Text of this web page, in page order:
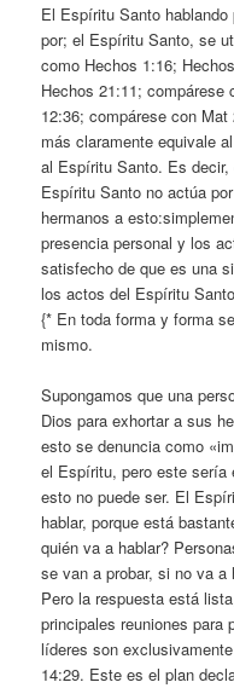
El Espíritu Santo
por; el Espíritu Santo, se
como Hechos 1:16;
Hechos 21:11; compárese
12:36; compárese con
más claramente equivale
al Espíritu Santo. Es
Espíritu Santo no actúa
hermanos a
presencia personal y los
satisfecho de que es una
los actos del Espíritu
{* En toda forma y forma
mismo.
Supongamos que una
Dios para exhortar a sus
esto se denuncia como
el Espíritu, pero este sería
esto no puede ser. El
hablar, porque está
quién va a hablar?
se van a probar, si no va a
Pero la respuesta está
principales reuniones para
líderes son
14:29. Este es el plan